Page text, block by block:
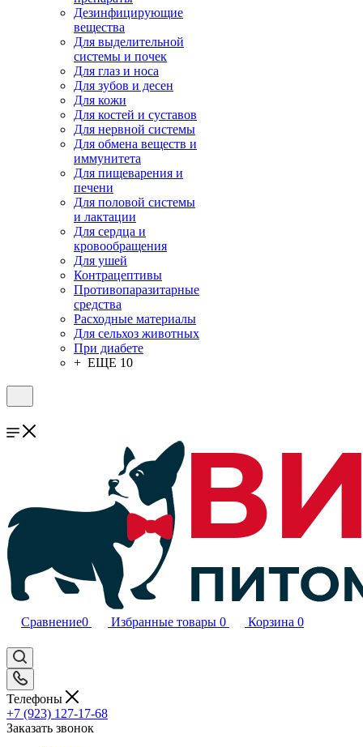
Дезинфицирующие
вещества
Для выделительной
системы и почек
Для глаз и носа
Для зубов и десен
Для кожи
Для костей и суставов
Для нервной системы
Для обмена веществ и
иммунитета
Для пищеварения и
печени
Для половой системы
и лактации
Для сердца и
кровообращения
Для ушей
Контрацептивы
Противопаразитарные
средства
Расходные материалы
Для сельхоз животных
При диабете
+ ЕЩЕ 10
Сравнение0 Избранные товары 0 Корзина 0
Телефоны
+7 (923) 127-17-68
Заказать звонок